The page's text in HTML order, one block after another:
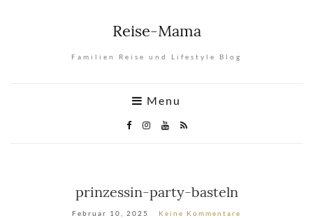
Reise-Mama
Familien Reise und Lifestyle Blog
Menu
prinzessin-party-basteln
Februar 10, 2025 Keine Kommentare